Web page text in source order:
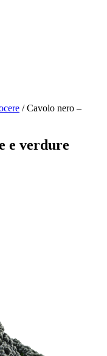
/ Cavolo nero –
e verdure